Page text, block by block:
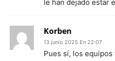
le han dejado estar
Korben
13 junio 2025 En 22:07
Pues sí, los